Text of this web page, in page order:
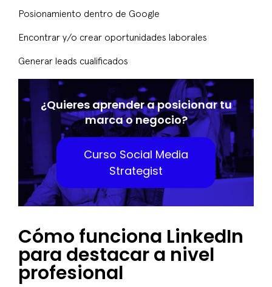
Posionamiento dentro de Google
Encontrar y/o crear oportunidades laborales
Generar leads cualificados
¿Quieres aprender a posicionar tu
marca o negocio?
Curso Social Media
Strategist
Cómo funciona LinkedIn
para destacar a nivel
profesional